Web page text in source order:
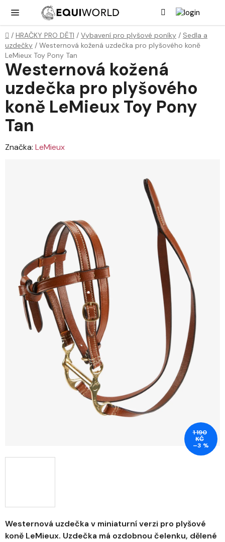
obsah
Domů
/ HRAČKY PRO DĚTI / Vybavení pro plyšové poníky / Sedla a
uzdečky / Westernová kožená uzdečka pro plyšového koně
LeMieux Toy Pony Tan
Westernová uzdečka v miniaturní verzi pro plyšové
koně LeMieux. Uzdečka má ozdobnou čelenku, dělené
Westernová kožená
uzdečka pro plyšového
koně LeMieux Toy Pony
Tan
Značka: LeMieux
1 190
KČ
–3 %